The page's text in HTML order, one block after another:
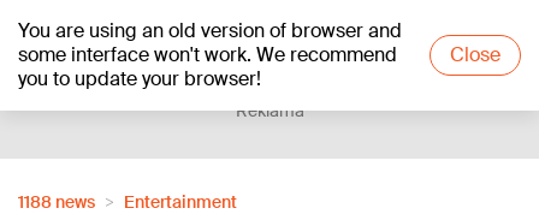
You are using an old version of browser and
some interface won't work. We recommend
you to update your browser!
Close
+18°C
Reklāma
1188 news
Entertainment